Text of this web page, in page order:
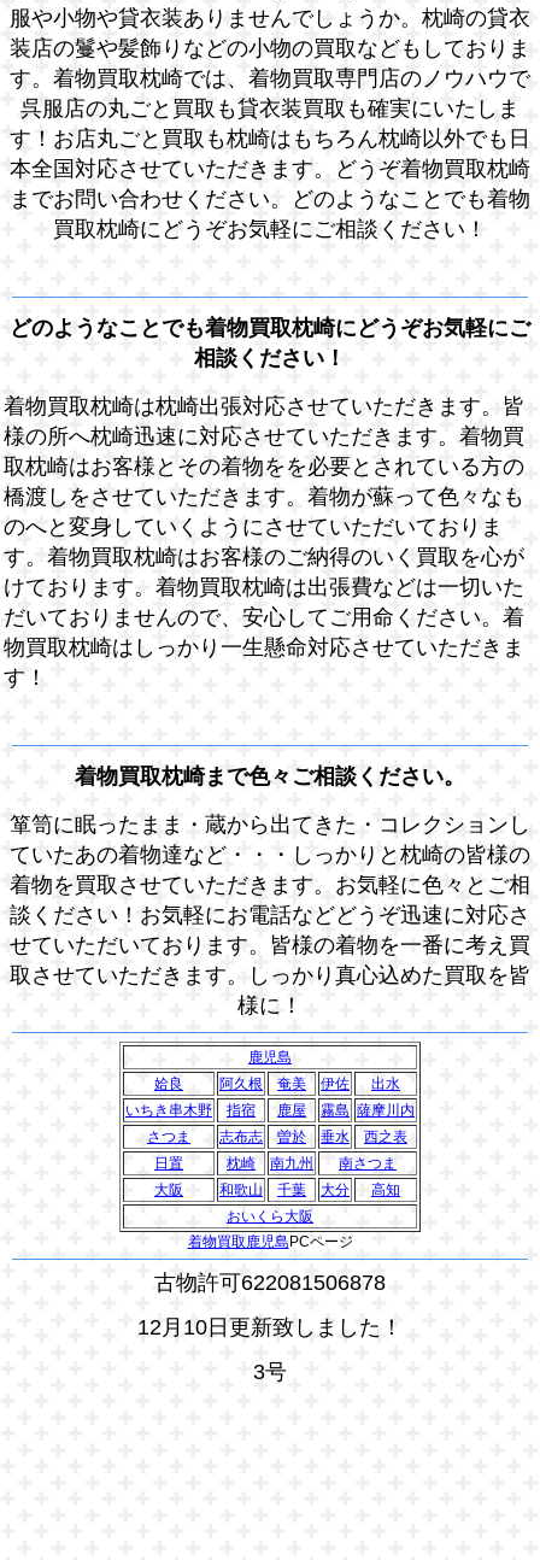
服や小物や貸衣装ありませんでしょうか。枕崎の貸衣
装店の鬘や髪飾りなどの小物の買取などもしておりま
す。着物買取枕崎では、着物買取専門店のノウハウで
呉服店の丸ごと買取も貸衣装買取も確実にいたしま
す！お店丸ごと買取も枕崎はもちろん枕崎以外でも日
本全国対応させていただきます。どうぞ着物買取枕崎
までお問い合わせください。どのようなことでも着物
買取枕崎にどうぞお気軽にご相談ください！
どのようなことでも着物買取枕崎にどうぞお気軽にご
相談ください！
着物買取枕崎は枕崎出張対応させていただきます。皆
様の所へ枕崎迅速に対応させていただきます。着物買
取枕崎はお客様とその着物をを必要とされている方の
橋渡しをさせていただきます。着物が蘇って色々なも
のへと変身していくようにさせていただいておりま
す。着物買取枕崎はお客様のご納得のいく買取を心が
けております。着物買取枕崎は出張費などは一切いた
だいておりませんので、安心してご用命ください。着
物買取枕崎はしっかり一生懸命対応させていただきま
す！
着物買取枕崎まで色々ご相談ください。
箪笥に眠ったまま・蔵から出てきた・コレクションし
ていたあの着物達など・・・しっかりと枕崎の皆様の
着物を買取させていただきます。お気軽に色々とご相
談ください！お気軽にお電話などどうぞ迅速に対応さ
せていただいております。皆様の着物を一番に考え買
取させていただきます。しっかり真心込めた買取を皆
様に！
鹿児島
姶良
阿久根 奄美 伊佐
出水
いちき串木野
指宿 鹿屋 霧島 薩摩川内
さつま
志布志 曽於 垂水
西之表
日置
枕崎 南九州
南さつま
大阪
和歌山 千葉 大分
高知
おいくら大阪
着物買取鹿児島 PCページ
古物許可622081506878
12月10日更新致しました！
3号